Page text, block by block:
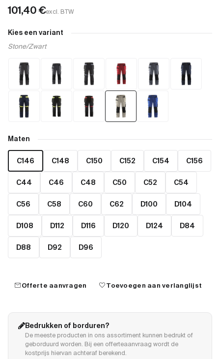
101,40€excl. BTW
Kies een variant
Stone/Zwart
Maten
C146 C148 C150 C152 C154 C156
C44 C46 C48 C50 C52 C54
C56 C58 C60 C62 D100 D104
D108 D112 D116 D120 D124 D84
D88 D92 D96
mailOfferte aanvragen favoriteToevoegen aan verlanglijst
Bedrukken of borduren?
De meeste producten in ons assortiment kunnen bedrukt of
geborduurd worden. Bij een offerteaanvraag wordt de
kostprijs hiervan achteraf berekend.